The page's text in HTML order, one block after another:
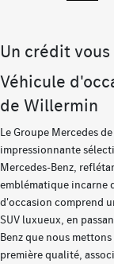
Un crédit
Véhicule
de Willermin
Le Groupe Mercedes
impressionnante
Mercedes-Benz,
emblématique incarne
d'occasion comprend
SUV luxueux, en
Benz que nous
première qualité,